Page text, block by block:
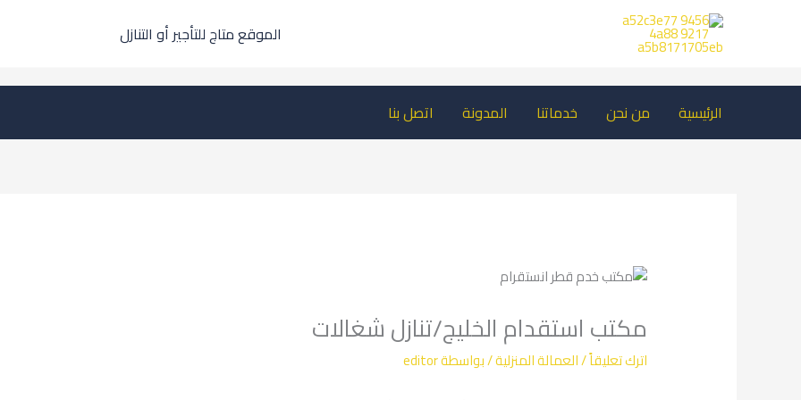
الموقع متاج للتأجير أو التنازل
الرئيسية من نحن خدماتنا المدونة اتصل بنا
مكتب استقدام الخليج/تنازل شغالات
اترك تعليقاً/العمالة المنزلية/ بواسطةeditor